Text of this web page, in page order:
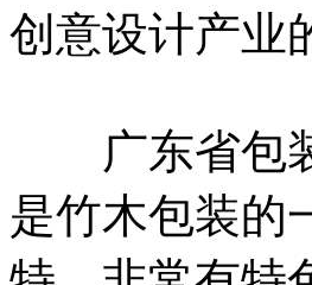
创意设计产业
广东省包装
是竹木包装的